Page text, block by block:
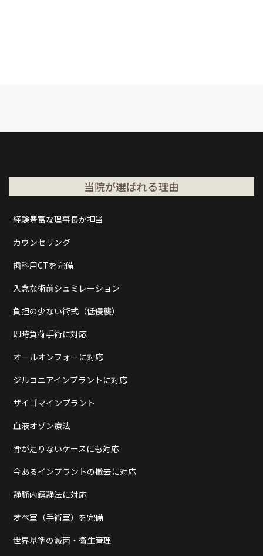
当院が選ばれる理由
経験豊富な理事長が担当
カウンセリング
歯科用CTを完備
入念な術前シュミレーション
負担の少ない術式（低侵襲）
即時負荷手術に対応
オールオンフォーに対応
ジルコニアインプラントに対応
ザイゴマインプラント
血液オゾン療法
骨が足りないケースにも対応
今あるインプラントの撤去に対応
静脈内鎮静法に対応
オペ室（手術室）を完備
世界基準の滅菌・衛生管理